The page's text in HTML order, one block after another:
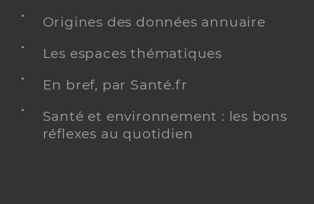
Origines des données annuaire
Les espaces thématiques
En bref, par Santé.fr
Santé et environnement : les bons
réflexes au quotidien